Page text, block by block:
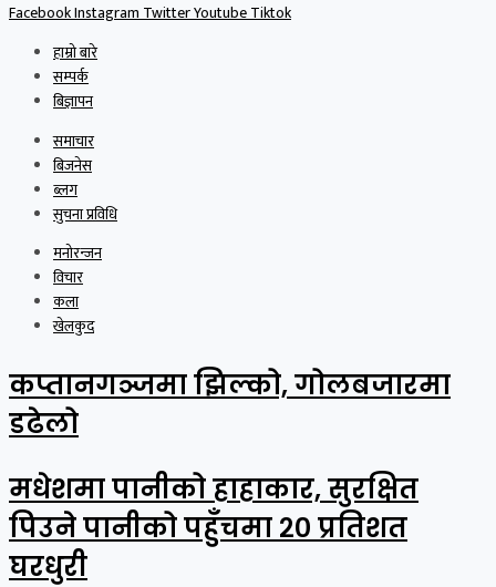
FacebookInstagramTwitterYoutubeTiktok
हाम्रो बारे
सम्पर्क
बिज्ञापन
समाचार
बिजनेस
ब्लग
सुचना प्रविधि
मनोरन्जन
विचार
कला
खेलकुद
कप्तानगञ्जमा झिल्को, गोलबजारमा
डढेलो
मधेशमा पानीको हाहाकार, सुरक्षित
पिउने पानीको पहुँचमा २० प्रतिशत
घरधुरी